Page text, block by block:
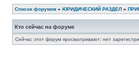
Список форумов » ЮРИДИЧЕСКИЙ РАЗДЕЛ »
Кто сейчас на форуме
Сейчас этот форум просматривают: нет